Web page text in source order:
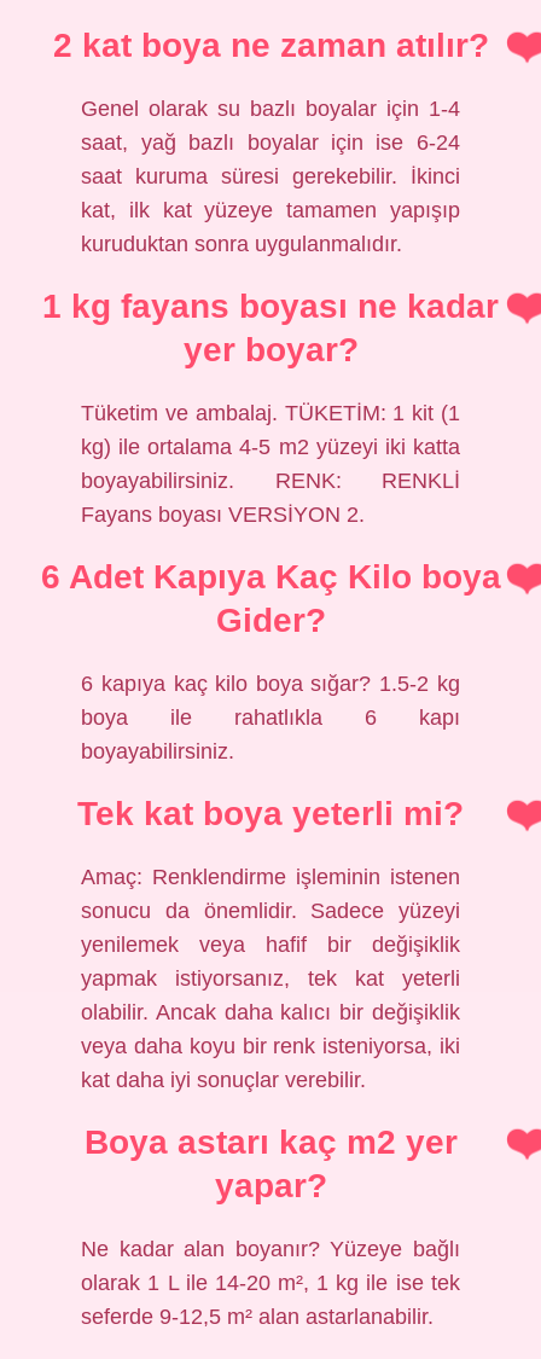
2 kat boya ne zaman atılır?
Genel olarak su bazlı boyalar için 1-4
saat, yağ bazlı boyalar için ise 6-24
saat kuruma süresi gerekebilir. İkinci
kat, ilk kat yüzeye tamamen yapışıp
kuruduktan sonra uygulanmalıdır.
1 kg fayans boyası ne kadar
yer boyar?
Tüketim ve ambalaj. TÜKETİM: 1 kit (1
kg) ile ortalama 4-5 m2 yüzeyi iki katta
boyayabilirsiniz. RENK: RENKLİ
Fayans boyası VERSİYON 2.
6 Adet Kapıya Kaç Kilo boya
Gider?
6 kapıya kaç kilo boya sığar? 1.5-2 kg
boya ile rahatlıkla 6 kapı
boyayabilirsiniz.
Tek kat boya yeterli mi?
Amaç: Renklendirme işleminin istenen
sonucu da önemlidir. Sadece yüzeyi
yenilemek veya hafif bir değişiklik
yapmak istiyorsanız, tek kat yeterli
olabilir. Ancak daha kalıcı bir değişiklik
veya daha koyu bir renk isteniyorsa, iki
kat daha iyi sonuçlar verebilir.
Boya astarı kaç m2 yer
yapar?
Ne kadar alan boyanır? Yüzeye bağlı
olarak 1 L ile 14-20 m², 1 kg ile ise tek
seferde 9-12,5 m² alan astarlanabilir.